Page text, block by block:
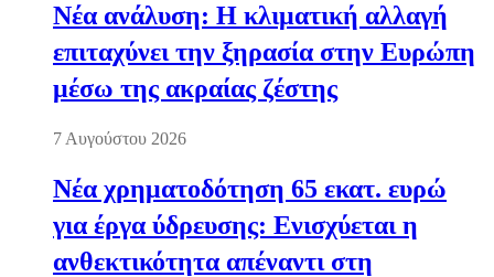
Νέα ανάλυση: Η κλιματική αλλαγή
επιταχύνει την ξηρασία στην Ευρώπη
μέσω της ακραίας ζέστης
7 Αυγούστου 2026
Νέα χρηματοδότηση 65 εκατ. ευρώ
για έργα ύδρευσης: Ενισχύεται η
ανθεκτικότητα απέναντι στη